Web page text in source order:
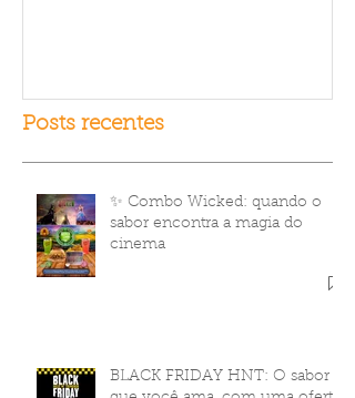
Posts recentes
✨ Combo Wicked: quando o
sabor encontra a magia do
cinema
BLACK FRIDAY HNT: O sabor